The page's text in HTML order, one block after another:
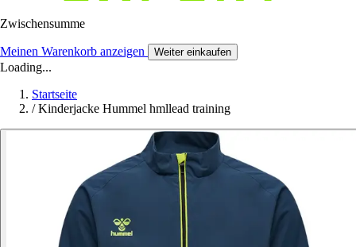
Zwischensumme
Meinen Warenkorb anzeigen Weiter einkaufen
Loading...
Startseite
/ Kinderjacke Hummel hmllead training